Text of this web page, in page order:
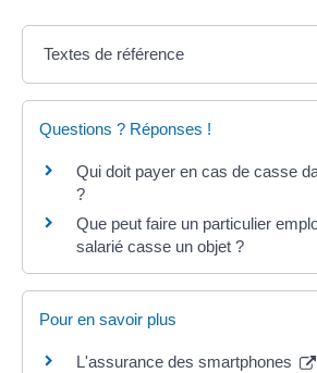
Textes de référence
Questions ? Réponses !
Qui doit payer en cas de casse
?
Que peut faire un particulier
salarié casse un objet ?
Pour en savoir plus
L'assurance des smartphones